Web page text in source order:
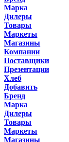
Марка
Дилеры
Товары
Маркеты
Магазины
Компании
Поставщики
Презентации
Хлеб
Добавить
Бренд
Марка
Дилеры
Товары
Маркеты
Магазины